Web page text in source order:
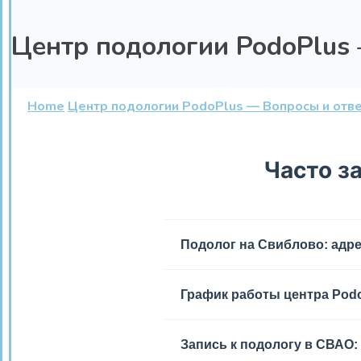
Центр подологии
Home Центр подологии PodoPlus — Вопросы и
Часто
Подолог на Свиблово:
путь идет вдоль парковой
График работы центра
20:00.
Запись к подологу в СВАО: